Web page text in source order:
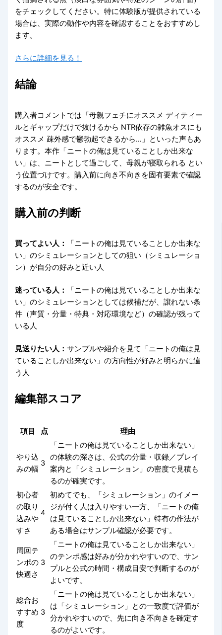
をチェックしてください。特に体験版が提供されている
場合は、実際の動作や内容を確認することをおすすめし
ます。
さらに詳細を見る！
結論
購入者コメントでは「母親フェチにオススメ ディティー
ルとギャップだけで抜けるから NTR依存の雑魚オスにも
オススメ 疎外感で鬱勃起できるから…」といった声もあ
ります。本作「ニートの俺は見ていることしか出来な
い」は、ニートとして過ごして、母親が寝取られる とい
う位置づけです。購入前に向き不向きを固有要素で確認
するのが安全です。
購入前の判断
買ってよい人：
「ニートの俺は見ていることしか出来な
い」のシミュレーションとしての狙い（シミュレーショ
ン）が自分の好みと近い人
迷っている人：
「ニートの俺は見ていることしか出来な
い」のシミュレーションとしては候補だが、譲れない条
件（声質・分量・特典・対応環境など）の確認が残って
いる人
見送りたい人：サンプルや紹介を見て「ニートの俺は見
ていることしか出来ない」の方向性が好みと明らかに違
う人
編集部スコア
項目 点 理由
やり込
みの幅
3
「ニートの俺は見ていることしか出来ない」
の体験の深さは、公式の分量・収録／プレイ
案内と「シミュレーション」の密度で見積も
るのが確実です。
初心者
の取り
込みや
すさ
4
初めてでも、「シミュレーション」のイメー
ジが付く人は入りやすい一方、「ニートの俺
は見ていることしか出来ない」特有の作法が
ある場合はサンプル確認が必要です。
周回テ
ンポの
快適さ
3
「ニートの俺は見ていることしか出来ない」
のテンポ感は好みが分かれやすいので、サン
プルと公式の時間・構成目安で判断するのが
よいです。
総合お
すすめ
度
3
「ニートの俺は見ていることしか出来ない」
は「シミュレーション」との一致度で評価が
分かれやすいので、先に向き不向きを確定す
るのがよいです。